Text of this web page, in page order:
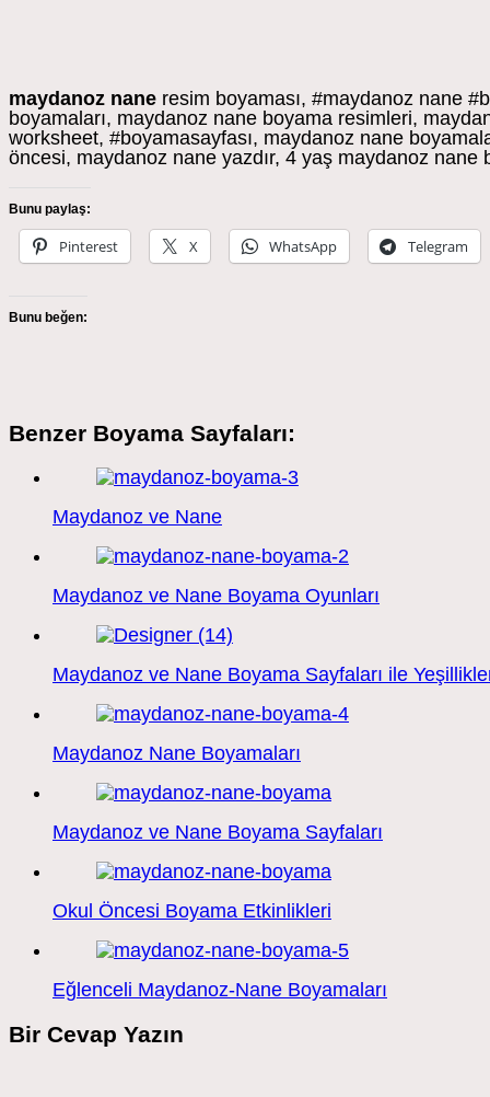
maydanoz nane resim boyaması, #maydanoz nane
boyamaları, maydanoz nane boyama resimleri,
worksheet, #boyamasayfası, maydanoz nane
öncesi, maydanoz nane yazdır, 4 yaş maydanoz nane
Bunu paylaş:
Pinterest X WhatsApp Telegram
Bunu beğen:
Benzer Boyama Sayfaları:
Maydanoz ve Nane
Maydanoz ve Nane Boyama Oyunları
Maydanoz ve Nane Boyama Sayfaları ile
Maydanoz Nane Boyamaları
Maydanoz ve Nane Boyama Sayfaları
Okul Öncesi Boyama Etkinlikleri
Eğlenceli Maydanoz-Nane Boyamaları
Bir Cevap Yazın